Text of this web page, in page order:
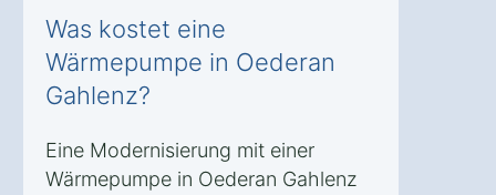
Was kostet eine
Wärmepumpe in Oederan
Gahlenz?
Eine Modernisierung mit einer
Wärmepumpe in Oederan Gahlenz